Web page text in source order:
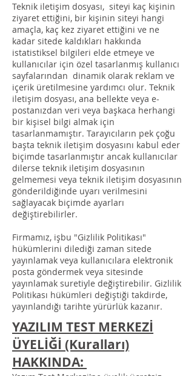
Teknik iletişim dosyası, siteyi kaç kişinin
ziyaret ettiğini, bir kişinin siteyi hangi
amaçla, kaç kez ziyaret ettiğini ve ne
kadar sitede kaldıkları hakkında
istatistiksel bilgileri elde etmeye ve
kullanıcılar için özel tasarlanmış kullanıcı
sayfalarından dinamik olarak reklam ve
içerik üretilmesine yardımcı olur. Teknik
iletişim dosyası, ana bellekte veya e-
postanızdan veri veya başkaca herhangi
bir kişisel bilgi almak için
tasarlanmamıştır. Tarayıcıların pek çoğu
başta teknik iletişim dosyasını kabul eder
biçimde tasarlanmıştır ancak kullanıcılar
dilerse teknik iletişim dosyasının
gelmemesi veya teknik iletişim dosyasının
gönderildiğinde uyarı verilmesini
sağlayacak biçimde ayarları
değiştirebilirler.
Firmamız, işbu "Gizlilik Politikası"
hükümlerini dilediği zaman sitede
yayınlamak veya kullanıcılara elektronik
posta göndermek veya sitesinde
yayınlamak suretiyle değiştirebilir. Gizlilik
Politikası hükümleri değiştiği takdirde,
yayınlandığı tarihte yürürlük kazanır.
YAZILIM TEST MERKEZİ
ÜYELİĞİ (Kuralları)
HAKKINDA:
Yazım Test Merkezi'ne üyelik ücretsiz